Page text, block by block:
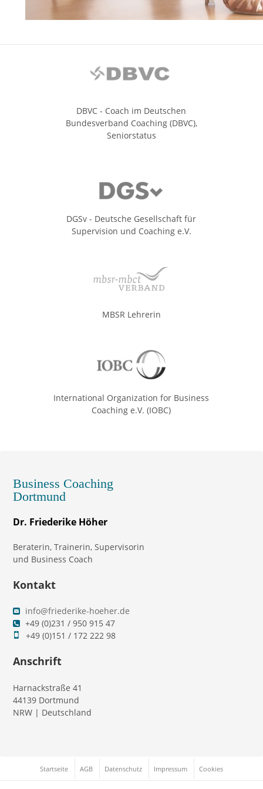
DBVC - Coach im Deutschen
Bundesverband Coaching (DBVC),
Seniorstatus
DGSv - Deutsche Gesellschaft für
Supervision und Coaching e.V.
MBSR Lehrerin
International Organization for Business
Coaching e.V. (IOBC)
Business Coaching
Dortmund
Dr. Friederike Höher
Beraterin, Trainerin, Supervisorin
und Business Coach
Kontakt
info@friederike-hoeher.de
+49 (0)231 / 950 915 47
+49 (0)151 / 172 222 98
Anschrift
Harnackstraße 41
44139 Dortmund
NRW | Deutschland
Startseite AGB Datenschutz Impressum Cookies